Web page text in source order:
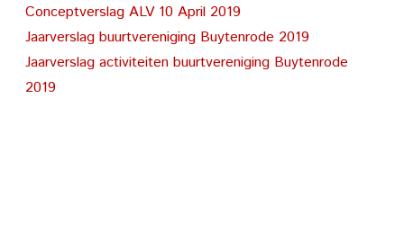
Conceptverslag ALV 10 April 2019
Jaarverslag buurtvereniging Buytenrode 2019
Jaarverslag activiteiten buurtvereniging Buytenrode
2019